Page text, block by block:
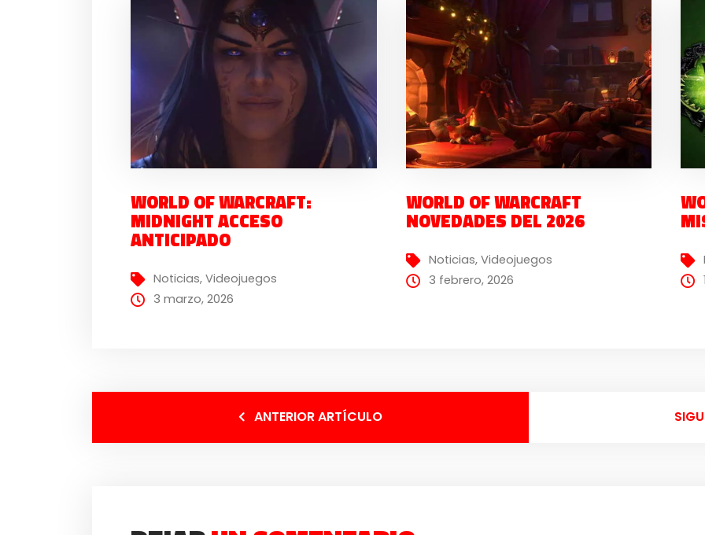
WORLD OF WARCRAFT:
MIDNIGHT ACCESO
ANTICIPADO
Noticias,Videojuegos
3 marzo, 2026
WORLD OF WARCRAFT
NOVEDADES DEL 2026
Noticias, Videojuegos
3 febrero, 2026
ANTERIOR ARTÍCULO